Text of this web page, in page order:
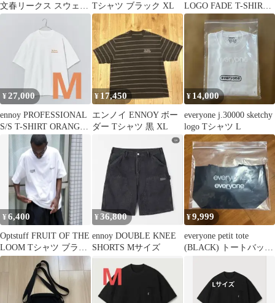
文春リークス スウェッ
ト XL
Tシャツ ブラック XL
LOGO FADE T-SHIRT
エンノイ
¥27,000
ennoy PROFESSIONAL
S/S T-SHIRT ORANGE
¥ 17,450
エンノイ ENNOY ボー
ダー Tシャツ 黒 XL
¥ 14,000
everyone j.30000 sketchy
logo Tシャツ L
¥6,400
Optstuff FRUIT OF THE
LOOM Tシャツ ブラッ
クのみ
¥36,800
ennoy DOUBLE KNEE
SHORTS Mサイズ
¥9,999
everyone petit tote
(BLACK) トートバッグ